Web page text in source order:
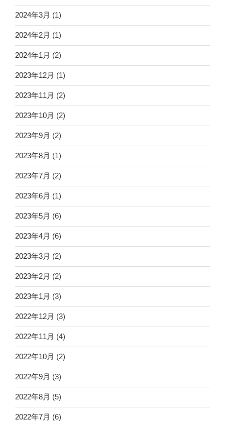
2024年3月 (1)
2024年2月 (1)
2024年1月 (2)
2023年12月 (1)
2023年11月 (2)
2023年10月 (2)
2023年9月 (2)
2023年8月 (1)
2023年7月 (2)
2023年6月 (1)
2023年5月 (6)
2023年4月 (6)
2023年3月 (2)
2023年2月 (2)
2023年1月 (3)
2022年12月 (3)
2022年11月 (4)
2022年10月 (2)
2022年9月 (3)
2022年8月 (5)
2022年7月 (6)